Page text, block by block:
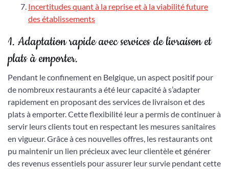
Incertitudes quant à la reprise et à la viabilité future
des établissements
1. Adaptation rapide avec services de livraison et
plats à emporter.
Pendant le confinement en Belgique, un aspect positif pour
de nombreux restaurants a été leur capacité à s’adapter
rapidement en proposant des services de livraison et des
plats à emporter. Cette flexibilité leur a permis de continuer à
servir leurs clients tout en respectant les mesures sanitaires
en vigueur. Grâce à ces nouvelles offres, les restaurants ont
pu maintenir un lien précieux avec leur clientèle et générer
des revenus essentiels pour assurer leur survie pendant cette